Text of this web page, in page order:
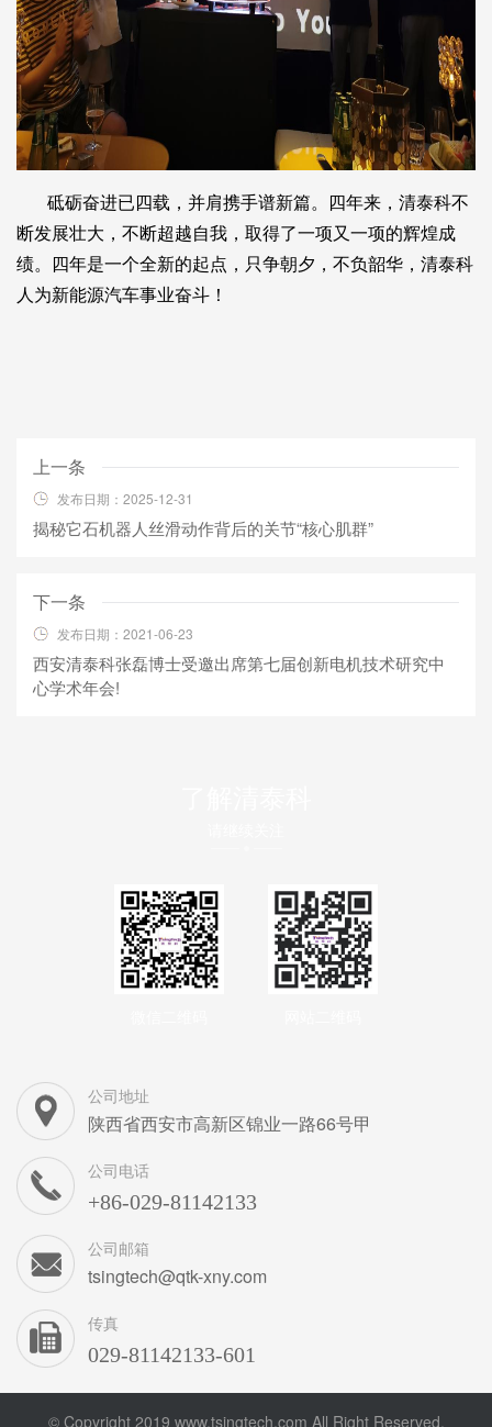
砥砺奋进已四载，并肩携手谱新篇。四年来，清泰科不
断发展壮大，不断超越自我，取得了一项又一项的辉煌成
绩。四年是一个全新的起点，只争朝夕，不负韶华，清泰科
人为新能源汽车事业奋斗！
上一条
发布日期：2025-12-31
揭秘它石机器人丝滑动作背后的关节“核心肌群”
下一条
发布日期：2021-06-23
西安清泰科张磊博士受邀出席第七届创新电机技术研究中
心学术年会!
公司地址
陕西省西安市高新区锦业一路66号甲
公司电话
+86-029-81142133
公司邮箱
tsingtech@qtk-xny.com
传真
029-81142133-601
© Copyright 2019 www.tsingtech.com All Right Reserved.